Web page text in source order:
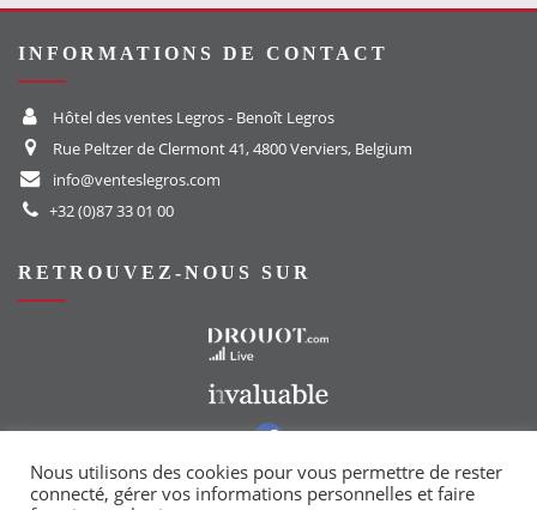
INFORMATIONS DE CONTACT
Hôtel des ventes Legros - Benoît Legros
Rue Peltzer de Clermont 41, 4800 Verviers, Belgium
info@venteslegros.com
+32 (0)87 33 01 00
RETROUVEZ-NOUS SUR
Vers notre groupe Facebook
Nous utilisons des cookies pour vous permettre de rester
connecté, gérer vos informations personnelles et faire